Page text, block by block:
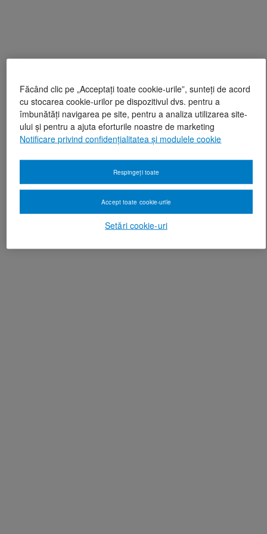
Făcând clic pe „Acceptați toate cookie-urile”, sunteți de acord
cu stocarea cookie-urilor pe dispozitivul dvs. pentru a
îmbunătăți navigarea pe site, pentru a analiza utilizarea site-
ului și pentru a ajuta eforturile noastre de marketing
Notificare privind confidențialitatea și modulele cookie
Setări cookie-uri
Respingeți toate
Accept toate cookie-urile